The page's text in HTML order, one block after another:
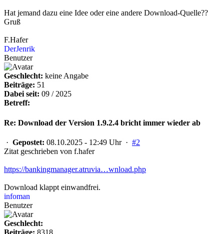
Hat jemand dazu eine Idee oder eine andere Download-Quelle??
Gruß
F.Hafer
DerJenrik
Benutzer
Geschlecht: keine Angabe
Beiträge: 51
Dabei seit: 09 / 2025
Betreff:
Re: Download der Version 1.9.2.4 bricht immer wieder ab
· Gepostet: 08.10.2025 - 12:49 Uhr · #2
Zitat geschrieben von f.hafer
https://bankingmanager.atruvia…wnload.php
Download klappt einwandfrei.
infoman
Benutzer
Geschlecht:
Beiträge: 8318